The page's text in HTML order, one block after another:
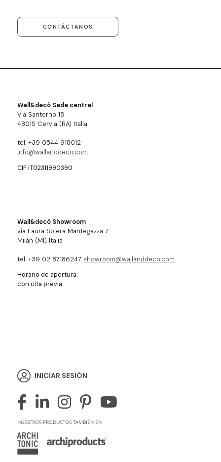
CONTÁCTANOS
Wall&decò Sede central
Via Santerno 18
48015 Cervia (RA) Italia
tel. +39 0544 918012
info@wallanddeco.com
CIF IT02311990390
Wall&decò Showroom
via Laura Solera Mantegazza 7
Milán (MI) Italia
tel. +39 02 87186247 showroom@wallanddeco.com
Horario de apertura:
con cita previa
INICIAR SESIÓN
NUESTROS PRODUCTOS TAMBIÉN EN